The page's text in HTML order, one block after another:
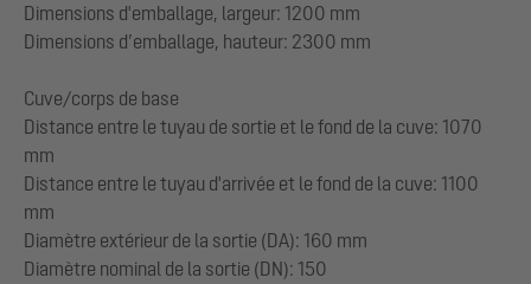
Dimensions d'emballage, largeur: 1200 mm
Dimensions d’emballage, hauteur: 2300 mm
Cuve/corps de base
Distance entre le tuyau de sortie et le fond de la cuve: 1070
mm
Distance entre le tuyau d'arrivée et le fond de la cuve: 1100
mm
Diamètre extérieur de la sortie (DA): 160 mm
Diamètre nominal de la sortie (DN): 150